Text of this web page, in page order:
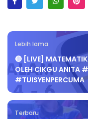
Lebih lama
🔴 [LIVE]
OLEH CIKGU ANITA
#TUISYENPERCUMA
Terbaru